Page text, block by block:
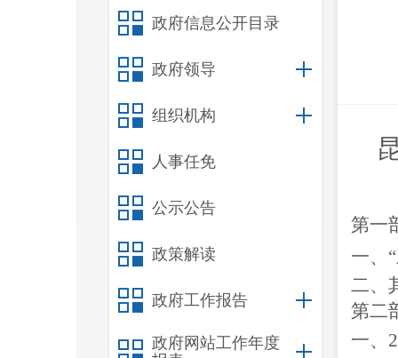
政府信息公开目录
政府领导
组织机构
人事任免
公示公告
政策解读
政府工作报告
政府网站工作年度
第一
一、
二、
第二
一、